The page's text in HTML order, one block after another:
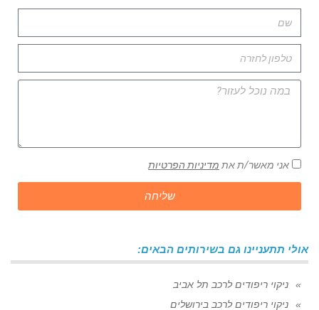
אני מאשר/ת את מדיניות הפרטיות
שליחה
אולי תתעניינו גם בשירותים הבאים:
ניקוי ריפודים לרכב תל אביב
ניקוי ריפודים לרכב בירושלים